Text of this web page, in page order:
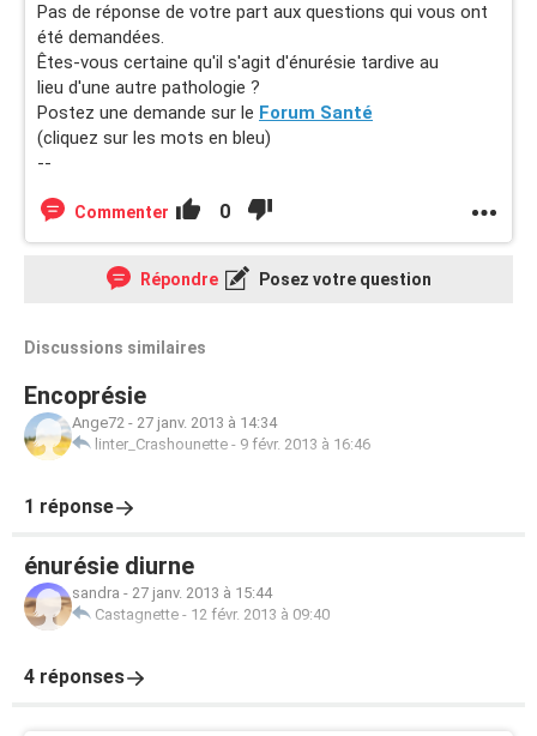
Pas de réponse de votre part aux questions qui vous ont
été demandées.
Êtes-vous certaine qu'il s'agit d'énurésie tardive au
lieu d'une autre pathologie ?
Postez une demande sur le Forum Santé
(cliquez sur les mots en bleu)
--
Commenter 0
Répondre Posez votre question
Discussions similaires
Encoprésie
Ange72 - 27 janv. 2013 à 14:34
linter_Crashounette - 9 févr. 2013 à 16:46
1 réponse
énurésie diurne
sandra - 27 janv. 2013 à 15:44
Castagnette - 12 févr. 2013 à 09:40
4 réponses